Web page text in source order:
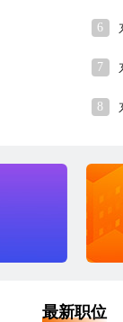
6
7
8
最新职位